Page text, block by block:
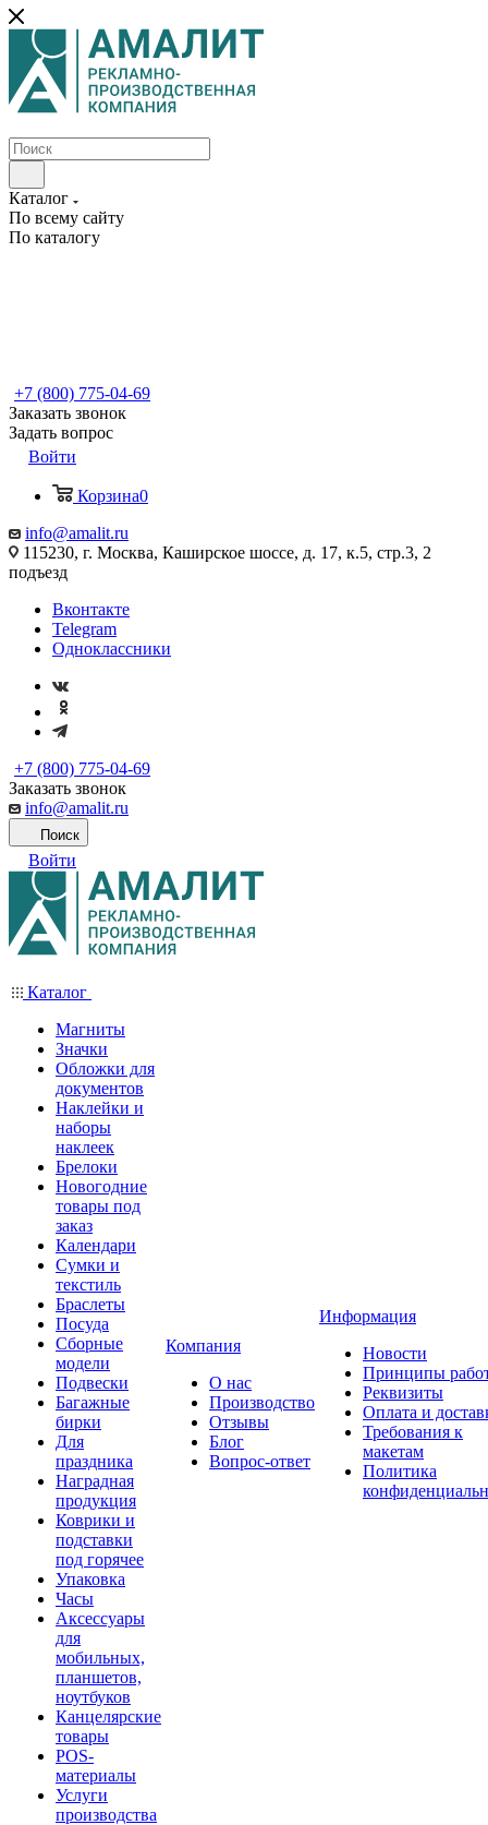
Каталог
По всему сайту
По каталогу
+7 (800) 775-04-69
Заказать звонок
Задать вопрос
Войти
Корзина0
info@amalit.ru
115230, г. Москва, Каширское шоссе, д. 17, к.5, стр.3, 2
подъезд
Вконтакте
Telegram
Одноклассники
+7 (800) 775-04-69
Заказать звонок
info@amalit.ru
Поиск
Войти
Каталог
Магниты
Значки
Обложки для
документов
Наклейки и
наборы
наклеек
Брелоки
Новогодние
товары под
заказ
Календари
Сумки и
текстиль
Браслеты
Посуда
Сборные
модели
Подвески
Багажные
бирки
Для
праздника
Наградная
продукция
Коврики и
подставки
под горячее
Упаковка
Часы
Аксессуары
для
мобильных,
планшетов,
ноутбуков
Канцелярские
товары
POS-
материалы
Услуги
производства
Компания
О нас
Производство
Отзывы
Блог
Вопрос-ответ
Информация
Новости
Принципы
Реквизиты
Оплата и
Требования к
макетам
Политика